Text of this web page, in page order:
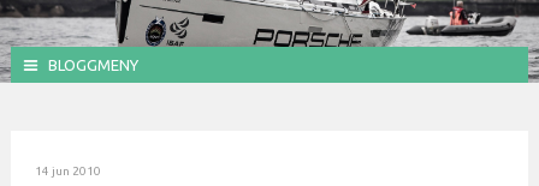
BLOGGMENY
14 jun 2010